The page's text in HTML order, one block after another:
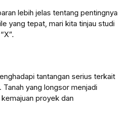
lebih jelas tentang pentingnya
yang tepat, mari kita tinjau studi
tantangan serius terkait
yang longsor menjadi
proyek dan